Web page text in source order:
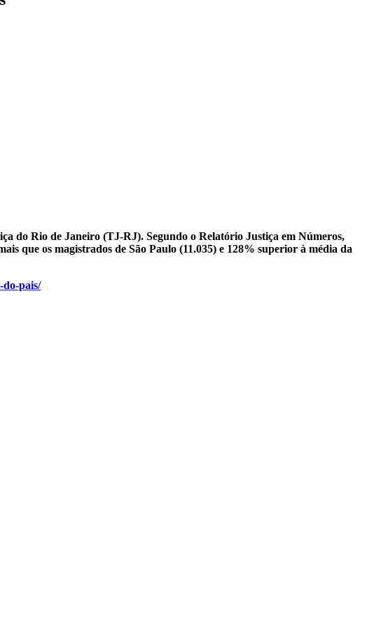
do Rio de Janeiro (TJ-RJ). Segundo o Relatório Justiça em Números,
que os magistrados de São Paulo (11.035) e 128% superior à média da
do-pais/